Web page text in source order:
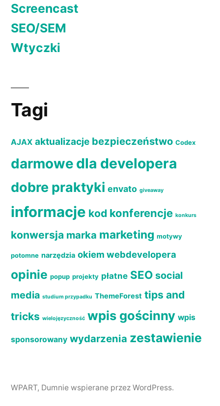
Screencast
SEO/SEM
Wtyczki
Tagi
AJAX aktualizacje bezpieczeństwo Codex
darmowe dla developera
dobre praktyki envato giveaway
informacje kod konferencje konkurs
konwersja marka marketing motywy
potomne narzędzia okiem webdevelopera
opinie popup projekty płatne SEO social
media studium przypadku ThemeForest tips and
tricks wielojęzyczność wpis gościnny wpis
sponsorowany wydarzenia zestawienie
WPART, Dumnie wspierane przez WordPress.